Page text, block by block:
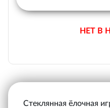
НЕТ В
Стеклянная ёлочная